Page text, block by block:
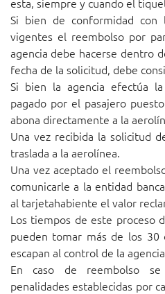
Si bien de conformidad
vigentes el reembolso por
agencia debe hacerse dentro
fecha de la solicitud, debe
Si bien la agencia efectúa
pagado por el pasajero
abona directamente a la
Una vez recibida la solicitud
traslada a la aerolínea.
Una vez aceptado el
comunicarle a la entidad
al tarjetahabiente el valor
Los tiempos de este proceso
pueden tomar más de los
escapan al control de la
En caso de reembolso
penalidades establecidas por